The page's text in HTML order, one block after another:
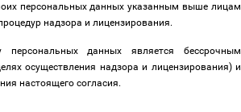
персональных данных указанным выше лицам
надзора и лицензирования.
персональных данных является бессрочным
осуществления надзора и лицензирования) и
настоящего согласия.